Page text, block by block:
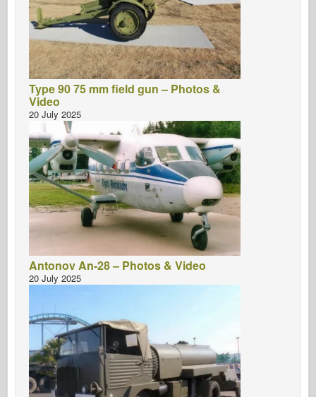
Type 90 75 mm field gun – Photos &
Video
20 July 2025
Antonov An-28 – Photos & Video
20 July 2025